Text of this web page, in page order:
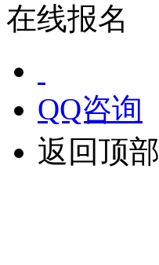
在线报名
QQ咨询
返回顶部